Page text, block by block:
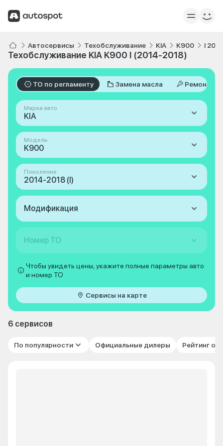
Автосервисы Техобслуживание KIA K900 I
Техобслуживание KIA K900 I (2014-2018)
ТО по регламенту Замена масла Ремонт
Марка авто
KIA
Модель
K900
Поколение
2014-2018 (I)
Модификация
Номер ТО
Чтобы увидеть цены, укажите полные параметры авто
и номер ТО
Сервисы на карте
6 сервисов
По популярности Официальные дилеры Рейтинг